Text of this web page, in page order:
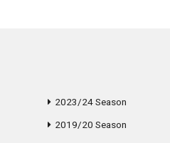
2023/24 Season
2019/20 Season